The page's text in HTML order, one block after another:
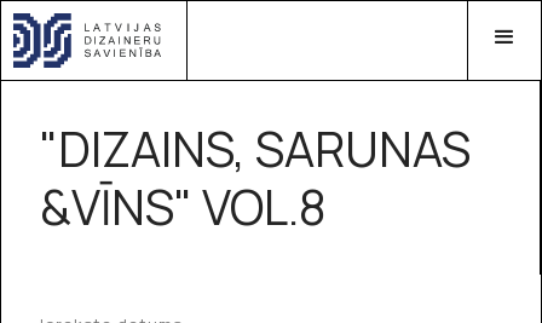
"DIZAINS, SARUNAS
&VĪNS" VOL.8